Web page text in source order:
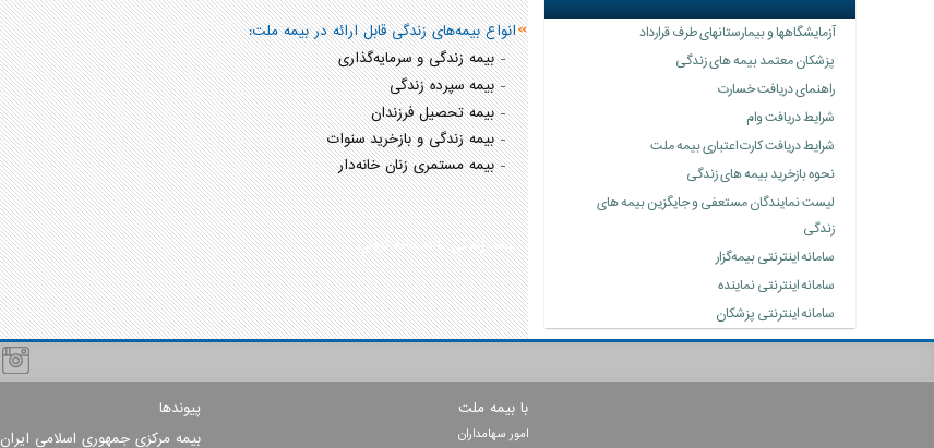
انواع بیمه‌های زندگی قابل ارائه در بیمه ملت:
-بیمه زندگی و سرمایه‌گذاری
-بیمه سپرده زندگی
-بیمه تحصیل فرزندان
-بیمه زندگی و بازخرید سنوات
-بیمه مستمری زنان خانه‌دار
-بیمه زندگی با سرمایه نزولی
آزمایشگاهها و بیمارستانهای طرف قرارداد
پزشکان معتمد بیمه های زندگی
راهنمای دریافت خسارت
شرایط دریافت وام
شرایط دریافت کارت اعتباری بیمه ملت
نحوه بازخرید بیمه های زندگی
لیست نمایندگان مستعفی و جایگزین بیمه های
زندگی
سامانه اینترنتی‌ بیمه‌گزار
سامانه اینترنتی نماینده
سامانه اینترنتی پزشکان
پیوندها
بیمه مرکزی جمهوری اسلامی ایران
با بیمه ملت
امور سهامداران